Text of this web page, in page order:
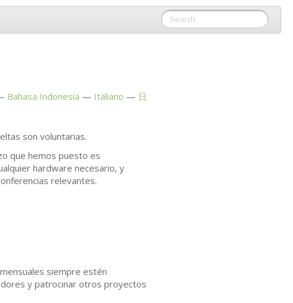
Bahasa Indonesia Italiano
日
son voluntarias.
que hemos puesto es
hardware necesario, y
relevantes.
siempre estén
y patrocinar otros proyectos